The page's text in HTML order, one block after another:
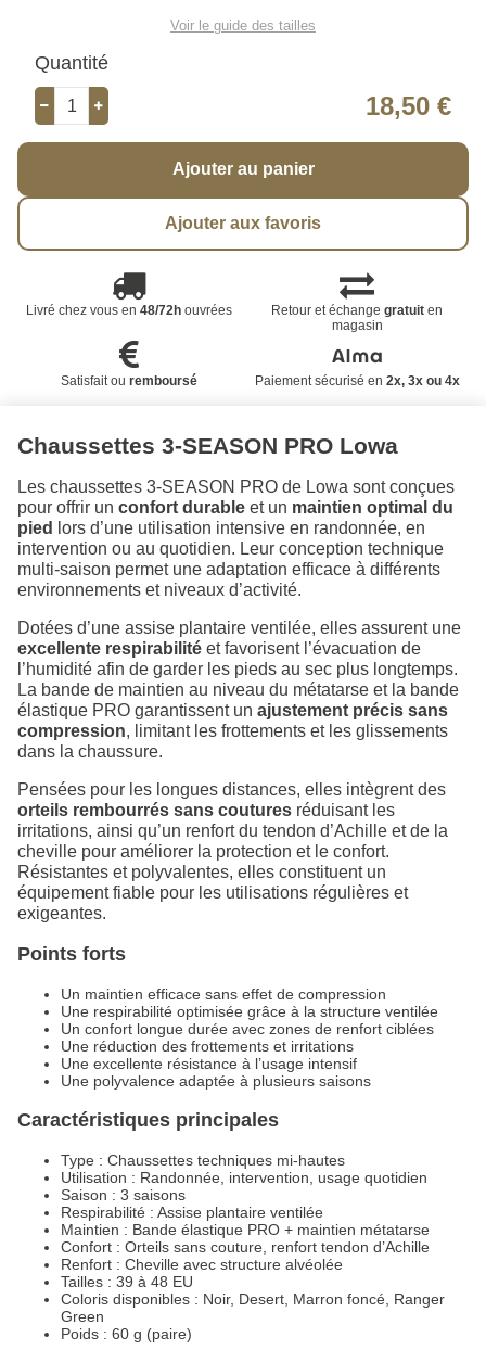
Voir le guide des tailles
Quantité
18,50 €
Ajouter au panier
Ajouter aux favoris
Livré chez vous en 48/72houvrées Retour et échangegratuit en
magasin
Satisfait ou remboursé Paiement sécurisé en 2x, 3x ou 4x
Chaussettes 3-SEASON PRO Lowa
Les chaussettes 3-SEASON PRO de Lowa sont conçues
pour offrir un confort durable et un maintien optimal du
pied
lors d’une utilisation intensive en randonnée, en
intervention ou au quotidien. Leur conception technique
multi-saison permet une adaptation efficace à différents
environnements et niveaux d’activité.
Dotées d’une assise plantaire ventilée, elles assurent une
excellente respirabilité et favorisent l’évacuation de
l’humidité afin de garder les pieds au sec plus longtemps.
La bande de maintien au niveau du métatarse et la bande
élastique PRO garantissent un ajustement précis sans
compression, limitant les frottements et les glissements
dans la chaussure.
Pensées pour les longues distances, elles intègrent des
orteils rembourrés sans coutures réduisant les
irritations, ainsi qu’un renfort du tendon d’Achille et de la
cheville pour améliorer la protection et le confort.
Résistantes et polyvalentes, elles constituent un
équipement fiable pour les utilisations régulières et
exigeantes.
Points forts
Un maintien efficace sans effet de compression
Une respirabilité optimisée grâce à la structure ventilée
Un confort longue durée avec zones de renfort ciblées
Une réduction des frottements et irritations
Une excellente résistance à l’usage intensif
Une polyvalence adaptée à plusieurs saisons
Caractéristiques principales
Type : Chaussettes techniques mi-hautes
Utilisation : Randonnée, intervention, usage quotidien
Saison : 3 saisons
Respirabilité : Assise plantaire ventilée
Maintien : Bande élastique PRO + maintien métatarse
Confort : Orteils sans couture, renfort tendon d’Achille
Renfort : Cheville avec structure alvéolée
Tailles : 39 à 48 EU
Coloris disponibles : Noir, Desert, Marron foncé, Ranger
Green
Poids : 60 g (paire)